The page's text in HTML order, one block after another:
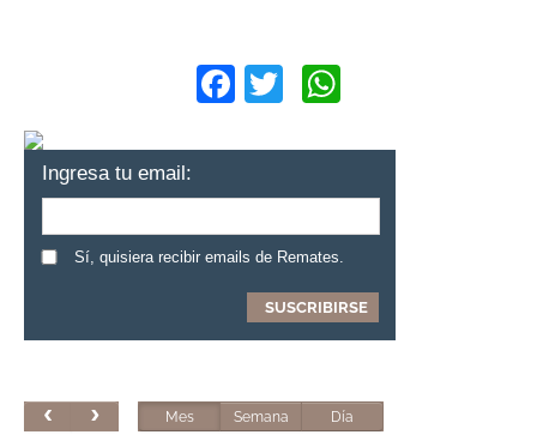
Facebook
Twitter
Ingresa tu email:
Sí, quisiera recibir emails de Remates.
Mes Semana Día